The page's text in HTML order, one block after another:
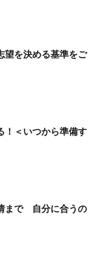
望を決める基準をご
！＜いつから準備す
まで 自分に合うの